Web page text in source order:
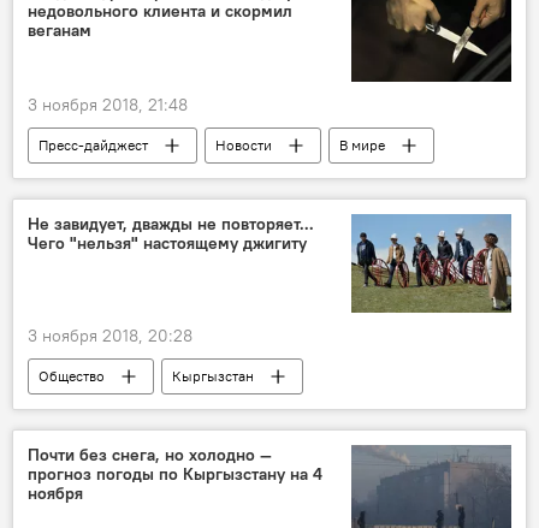
недовольного клиента и скормил
веганам
3 ноября 2018, 21:48
Пресс-дайджест Новости
В мире
Происшествия
Таиланд
ресторан
Не завидует, дважды не повторяет...
Чего "нельзя" настоящему джигиту
3 ноября 2018, 20:28
Общество
Кыргызстан
Чего нельзя у кыргызов
традиции
мужчина
Культура
Почти без снега, но холодно —
прогноз погоды по Кыргызстану на 4
ноября